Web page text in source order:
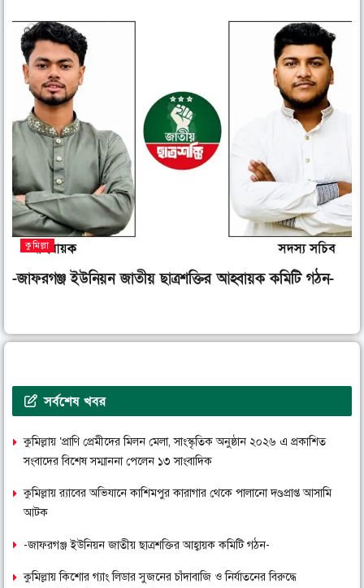
কুমিল্লা
-জাফরগঞ্জ ইউনিয়ন জাতীয় ছাত্রশক্তির আহ্বায়ক কমিটি গঠন-
সর্বশেষ খবর
কুমিল্লায় ‘প্রাণি প্রেমীদের মিলন মেলা, সাংস্কৃতিক অনুষ্ঠান ২০২৬ এ প্রকাশিত
সংবাদের বিশেষ সম্মাননা পেলেন ১৩ সাংবাদিক
কুমিল্লায় র‌্যাবের অভিযানে কাশিমপুর কারাগার থেকে পালানো দণ্ডপ্রাপ্ত আসামি
আটক
-জাফরগঞ্জ ইউনিয়ন জাতীয় ছাত্রশক্তির আহ্বায়ক কমিটি গঠন-
কুমিল্লায় কিশোর গ্যাং লিডার সুজনের চাঁদাবাজি ও নির্যাতনের বিরুদ্ধে